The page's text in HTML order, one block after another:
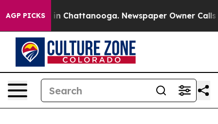
AGP PICKS
Chaos in Chattanooga. Newspaper Owner Calls